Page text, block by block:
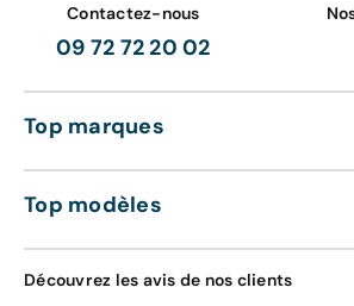
Contactez-nous
09 72 72 20 02
Top marques
Top modèles
Découvrez les avis de nos clients